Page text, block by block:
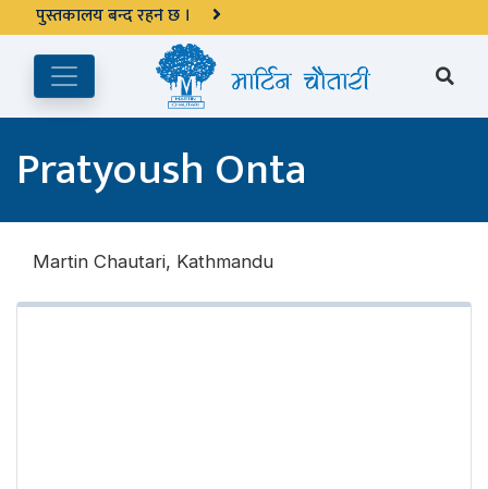
अङ्ग्रेजी महिनाको प्रत्येक दोस्रो र चौथो शुक्रबार मार्टिन चौतारी र यसको
पुस्तकालय बन्द रहने छ ।
Pratyoush Onta
Martin Chautari, Kathmandu